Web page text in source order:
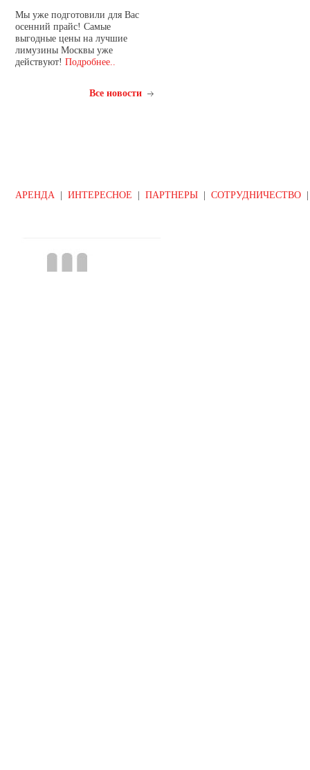
Мы уже подготовили для Вас
осенний прайс! Самые
выгодные цены на лучшие
лимузины Москвы уже
действуют! Подробнее..
Все новости
АРЕНДА ИНТЕРЕСНОЕ ПАРТНЕРЫ СОТРУДНИЧЕСТВО